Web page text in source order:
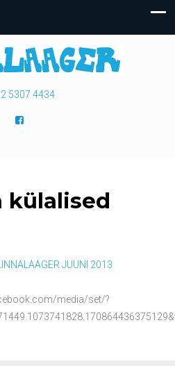
5307 4434
külalised
JUUNI 2013
media/set/?